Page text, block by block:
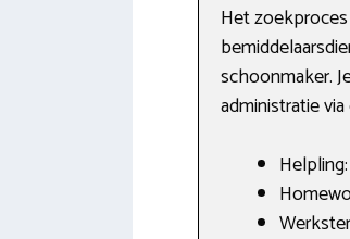
Het
schoonmaker.
administratie